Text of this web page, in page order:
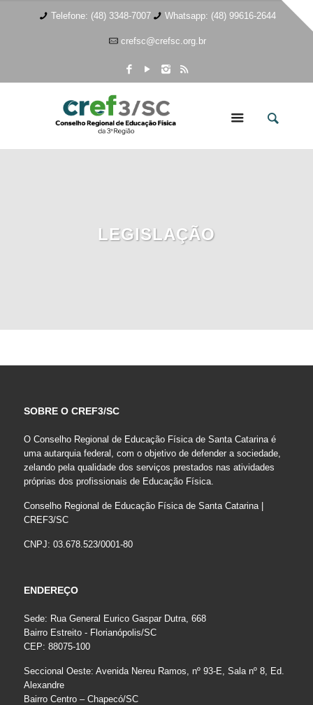
Telefone: (48) 3348-7007 Whatsapp: (48) 99616-2644
crefsc@crefsc.org.br
LEGISLAÇÃO
SOBRE O CREF3/SC
O Conselho Regional de Educação Física de Santa Catarina é
uma autarquia federal, com o objetivo de defender a sociedade,
zelando pela qualidade dos serviços prestados nas atividades
próprias dos profissionais de Educação Física.
Conselho Regional de Educação Física de Santa Catarina |
CREF3/SC
CNPJ: 03.678.523/0001-80
ENDEREÇO
Sede: Rua General Eurico Gaspar Dutra, 668
Bairro Estreito - Florianópolis/SC
CEP: 88075-100
Seccional Oeste: Avenida Nereu Ramos, nº 93-E, Sala nº 8, Ed.
Alexandre
Bairro Centro – Chapecó/SC